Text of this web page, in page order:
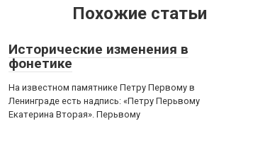
Похожие статьи
Исторические изменения в
фонетике
На известном памятнике Петру Первому в
Ленинграде есть надпись: «Петру Перьвому
Екатерина Вторая». Перьвому